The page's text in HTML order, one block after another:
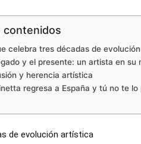
contenidos
celebra tres décadas de
y el presente: un artista en su
y herencia artística
regresa a España y tú no te lo
de evolución artística